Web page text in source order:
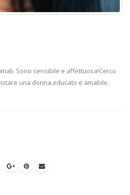
Sono sensibile e affettuosa!Cerco
una donna,educato e amabile.